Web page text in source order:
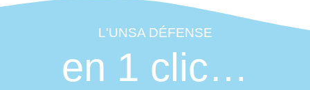
L'UNSA DÉFENSE
en 1 clic…